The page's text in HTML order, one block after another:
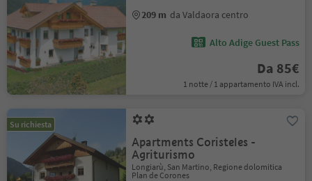
209 m da Valdaora centro
Alto Adige Guest Pass
Da 85€
1 notte / 1 appartamento IVA incl.
Su richiesta
Apartments Coristeles -
Agriturismo
Longiarù, San Martino, Regione dolomitica
Plan de Corones